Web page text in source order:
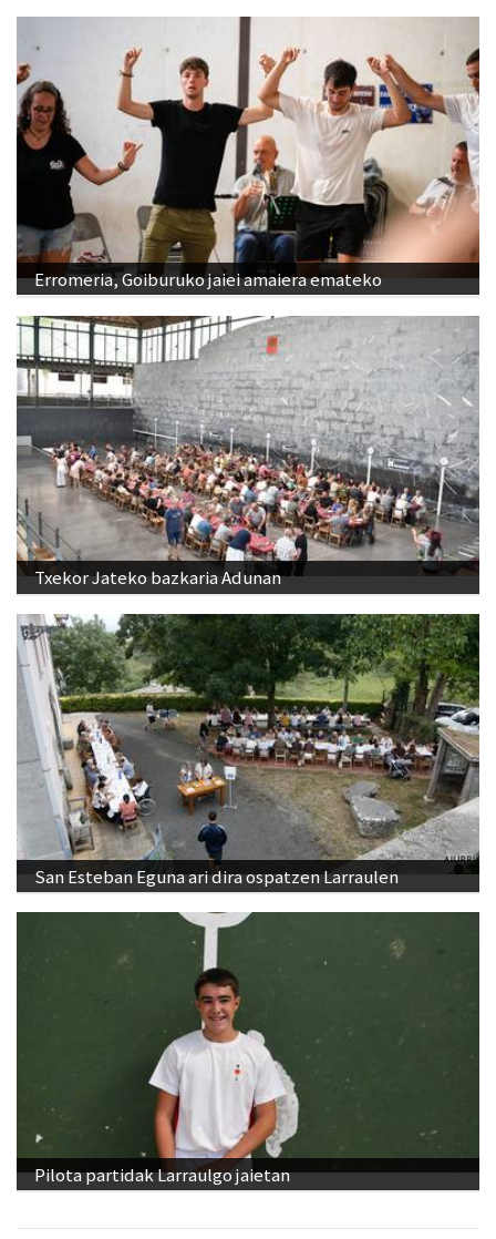
Erromeria, Goiburuko jaiei amaiera emateko
Txekor Jateko bazkaria Adunan
San Esteban Eguna ari dira ospatzen Larraulen
Pilota partidak Larraulgo jaietan